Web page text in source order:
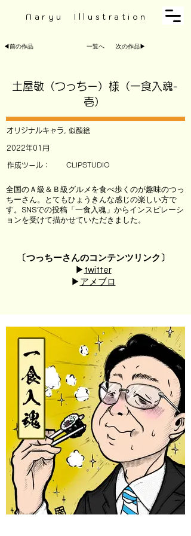
Naryu Illustration
◀︎前の作品 一覧へ 次の作品▶︎
土屋敬（つっちー）様（一食入魂-
壱）
オリジナルキャラ, 似顔絵
2022年01月
CLIPSTUDIO
作成ツール：
全国のＡ級＆Ｂ級グルメを食べ歩くのが趣味のつっ
ちーさん。とてもひょうきんな感じの楽しい方で
す。SNSでの投稿「一食入魂」からインスピレーシ
ョンを受けて描かせていただきました。
〔つっちーさんのコンテンツリンク〕
▶︎ twitter
▶︎ アメブロ